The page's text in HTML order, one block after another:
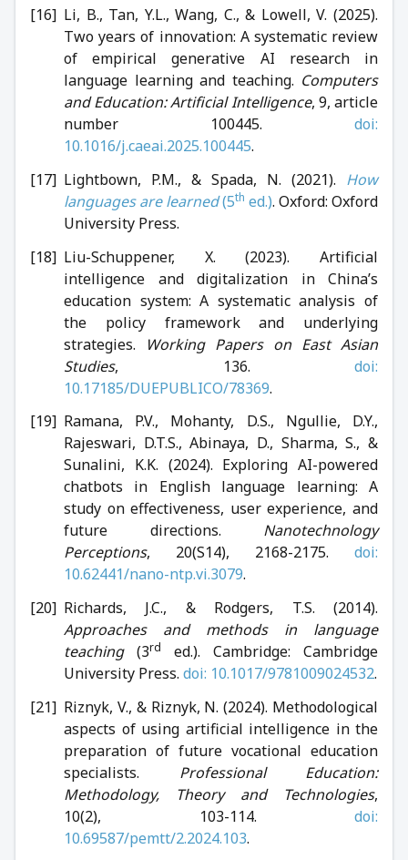
Li, B., Tan, Y.L., Wang, C., & Lowell, V. (2025).
Two years of innovation: A systematic review
of empirical generative AI research in
language learning and teaching. Computers
and Education: Artificial Intelligence, 9, article
number 100445. doi:
10.1016/j.caeai.2025.100445.
Lightbown, P.M., & Spada, N. (2021). How
languages are learned(5th ed.). Oxford: Oxford
University Press.
Liu-Schuppener, X. (2023). Artificial
intelligence and digitalization in China’s
education system: A systematic analysis of
the policy framework and underlying
strategies.
Working Papers on East Asian
Studies, 136. doi:
10.17185/DUEPUBLICO/78369.
Ramana, P.V., Mohanty, D.S., Ngullie, D.Y.,
Rajeswari, D.T.S., Abinaya, D., Sharma, S., &
Sunalini, K.K. (2024). Exploring AI-powered
chatbots in English language learning: A
study on effectiveness, user experience, and
future directions. Nanotechnology
Perceptions, 20(S14), 2168-2175. doi:
10.62441/nano-ntp.vi.3079.
Richards, J.C., & Rodgers, T.S. (2014).
Approaches and methods in language
teaching(3rd
ed.). Cambridge: Cambridge
University Press. doi: 10.1017/9781009024532.
Riznyk, V., & Riznyk, N. (2024). Methodological
aspects of using artificial intelligence in the
preparation of future vocational education
specialists. Professional Education:
Methodology, Theory and Technologies,
10(2), 103-114. doi:
10.69587/pemtt/2.2024.103.